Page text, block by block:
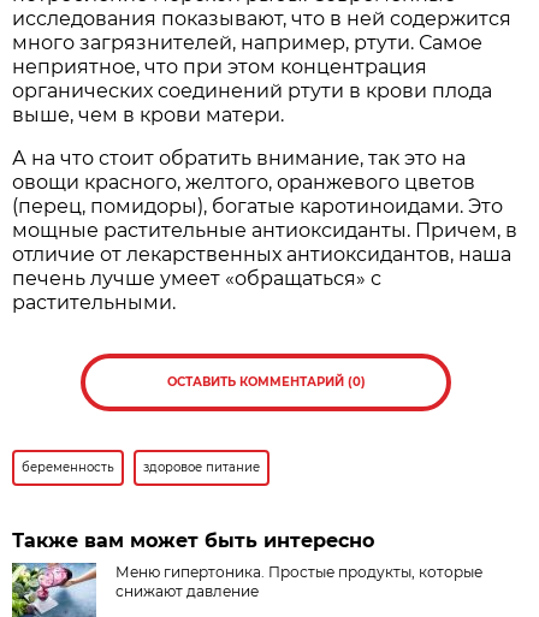
исследования показывают, что в ней содержится
много загрязнителей, например, ртути. Самое
неприятное, что при этом концентрация
органических соединений ртути в крови плода
выше, чем в крови матери.
А на что стоит обратить внимание, так это на
овощи красного, желтого, оранжевого цветов
(перец, помидоры), богатые каротиноидами. Это
мощные растительные антиоксиданты. Причем, в
отличие от лекарственных антиоксидантов, наша
печень лучше умеет «обращаться» с
растительными.
ОСТАВИТЬ КОММЕНТАРИЙ (0)
беременность здоровое питание
Также вам может быть интересно
Меню гипертоника. Простые продукты, которые
снижают давление